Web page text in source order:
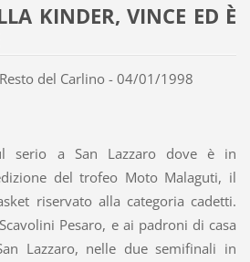
KINDER, VINCE ED È
del Carlino - 04/01/1998
serio a San Lazzaro dove è in
del trofeo Moto Malaguti, il
riservato alla categoria cadetti.
Pesaro, e ai padroni di casa
Lazzaro, nelle due semifinali in